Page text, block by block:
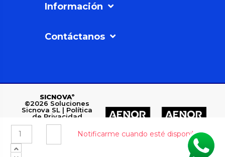
Información
Contáctanos
SICNOVAº
©2026 Soluciones
Sicnova SL | Política
de Privacidad
Los Rubiales, C/ 3, 7-
12, 23700 Linares,